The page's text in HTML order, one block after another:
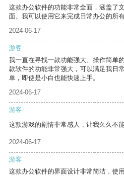
这款办公软件的功能非常全面，涵盖了
面。我可以使用它来完成日常办公的所
2024-06-17
游客
我一直在寻找一款功能强大、操作简单
款软件的功能非常强大，可以满足我日
单，即使是小白也能快速上手。
2024-06-17
游客
这款游戏的剧情非常感人，让我久久不能
2024-06-17
游客
这款办公软件的界面设计非常简洁，使